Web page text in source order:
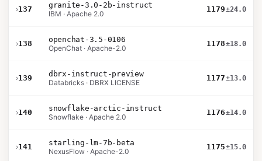
›137
granite-3.0-2b-instruct
IBM · Apache 2.0
1179±24.0
›138
openchat-3.5-0106
OpenChat · Apache-2.0
1178±18.0
›139
dbrx-instruct-preview
Databricks · DBRX LICENSE
1177±13.0
›140
snowflake-arctic-instruct
Snowflake · Apache 2.0
1176±14.0
›141
starling-lm-7b-beta
NexusFlow · Apache-2.0
1175±15.0